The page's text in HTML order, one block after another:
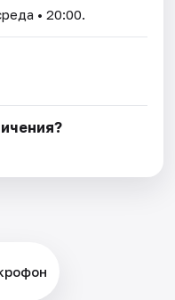
• 20:00.